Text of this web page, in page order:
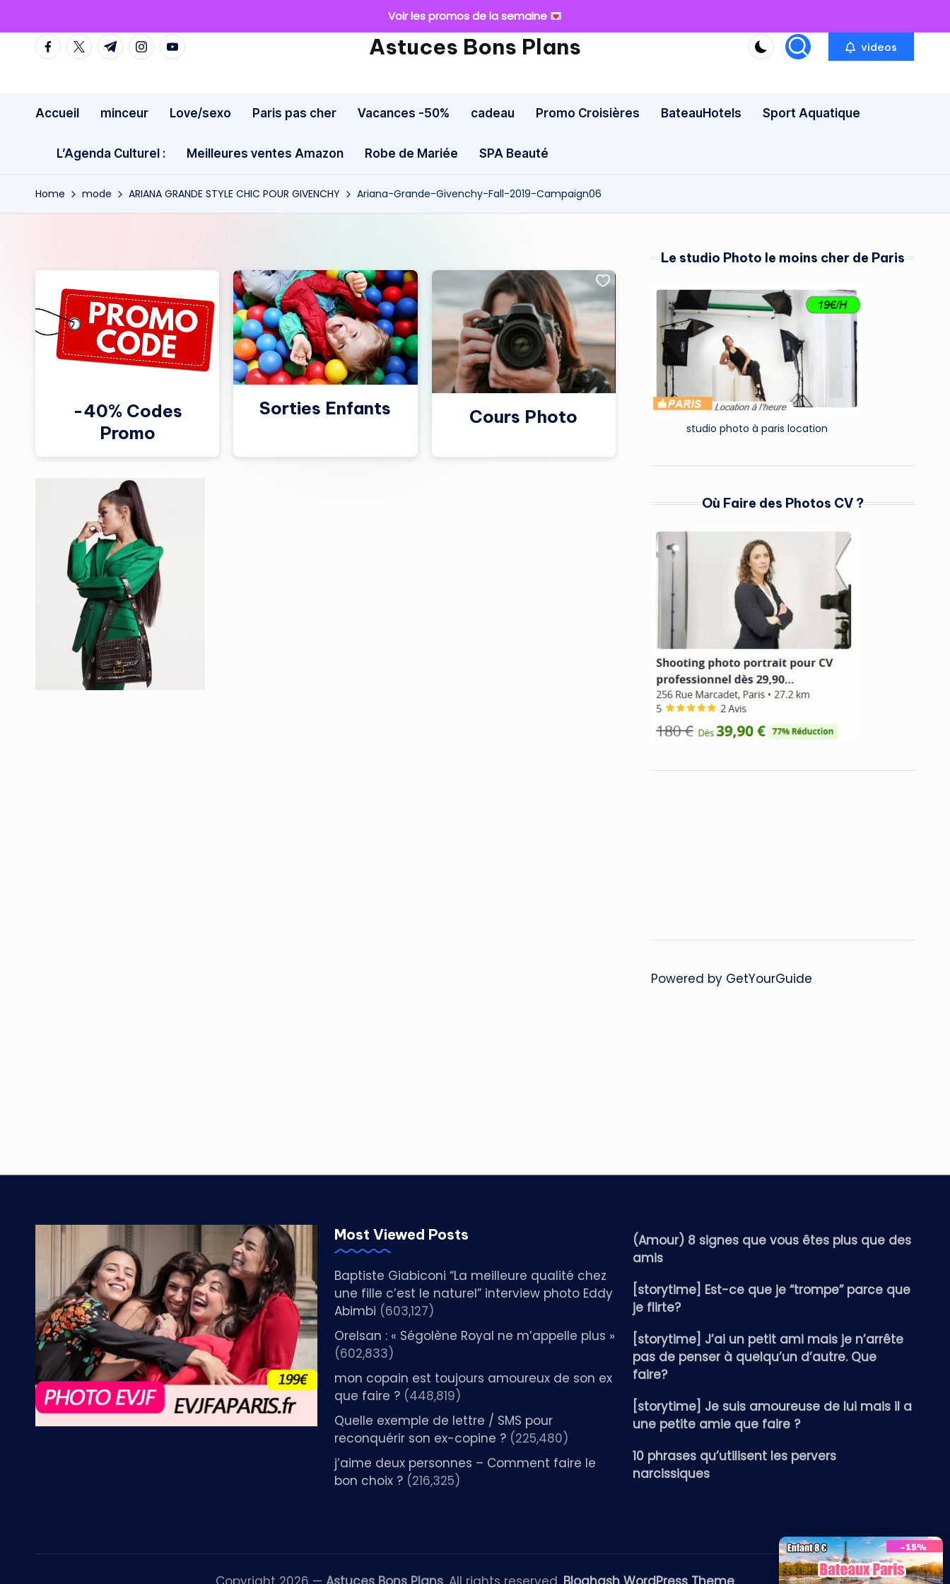
Skip
facebook.com
twitter.com
t.me instagram.com
youtube.com Astuces Bons Plans videos
Accueil minceur Love/sexo Paris pas cher Vacances -50% cadeau Promo Croisières BateauHotels Sport Aquatique
L’Agenda Culturel : Meilleures ventes Amazon Robe de Mariée SPA Beauté
Home mode ARIANA GRANDE STYLE CHIC POUR GIVENCHY Ariana-Grande-Givenchy-Fall-2019-Campaign06
-40% Codes
Promo
Sorties Enfants Cours Photo
Le studio Photo le moins cher de Paris
studio photo à paris location
Où Faire des Photos CV ?
Powered by GetYourGuide
Most Viewed Posts
Baptiste Giabiconi “La meilleure qualité chez
une fille c’est le naturel” interview photo Eddy
Abimbi (603,127)
Orelsan : « Ségolène Royal ne m’appelle plus »
(602,833)
mon copain est toujours amoureux de son ex
que faire ? (448,819)
Quelle exemple de lettre / SMS pour
reconquérir son ex-copine ? (225,480)
j’aime deux personnes – Comment faire le
bon choix ? (216,325)
(Amour) 8 signes que vous êtes plus que des
amis
[storytime] Est-ce que je “trompe” parce que
je flirte?
[storytime] J’ai un petit ami mais je n’arrête
pas de penser à quelqu’un d’autre. Que
faire?
[storytime] Je suis amoureuse de lui mais il a
une petite amie que faire ?
10 phrases qu’utilisent les pervers
narcissiques
Voir les promos de la semaine